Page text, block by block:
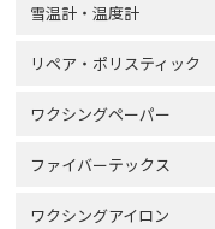
雪温計・温度計
リペア・ポリスティック
ワクシングペーパー
ファイバーテックス
ワクシングアイロン